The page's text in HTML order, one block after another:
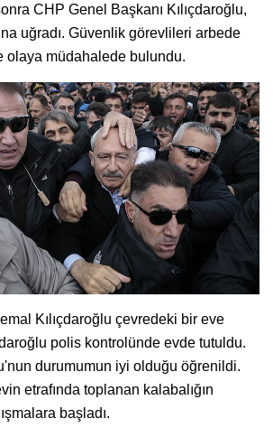
CHP Genel Başkanı Kılıçdaroğlu,
uğradı. Güvenlik görevlileri arbede
olaya müdahalede bulundu.
Kılıçdaroğlu çevredeki bir eve
polis kontrolünde evde tutuldu.
durumumun iyi olduğu öğrenildi.
etrafında toplanan kalabalığın
başladı.